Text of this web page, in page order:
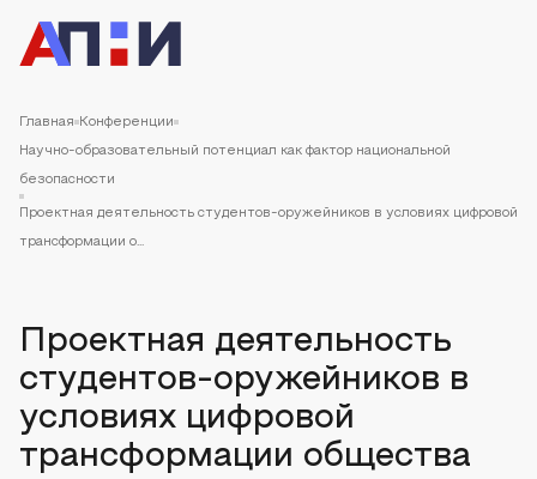
Главная Конференции
Научно-образовательный потенциал как фактор национальной
безопасности
Проектная деятельность студентов-оружейников в условиях цифровой
трансформации о...
Проектная деятельность
студентов-оружейников в
условиях цифровой
трансформации общества